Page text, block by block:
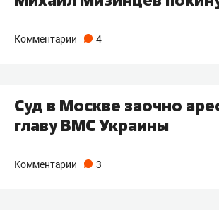
Комментарии 4
Суд в Москве заочно
главу ВМС Украины
Комментарии 3